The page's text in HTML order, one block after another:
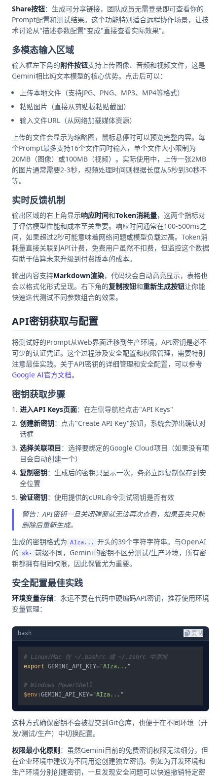
Share按钮：生成可分享链接，团队成员无需登录即可查看你的
Prompt配置和测试结果。这个功能特别适合远程协作场景，让技
术讨论从"描述参数配置"变成"直接查看实际效果"。
多模态输入区域
输入框左下角的附件按钮支持上传图像、音频和视频文件，这是
Gemini相比纯文本模型的核心优势。点击后可以：
上传本地文件（支持JPG、PNG、MP3、MP4等格式）
粘贴图片（直接从剪贴板粘贴截图）
输入文件URL（从网络加载媒体资源）
上传的文件会显示为缩略图，鼠标悬停时可以预览完整内容。每
个Prompt最多支持16个文件同时输入，单个文件大小限制为
20MB（图像）或100MB（视频）。实际使用中，上传一张2MB
的图片通常需要2-3秒，视频处理时间则根据长度从5秒到30秒不
等。
实时反馈机制
输出区域的右上角显示响应时间和Token消耗量，这两个指标对
于评估模型性能和成本至关重要。响应时间通常在100-500ms之
间，如果超过2秒可能意味着网络问题或模型负载过高。Token消
耗量直接关联到API计费，免费用户虽然不扣费，但监控这个数据
有助于估算未来升级到付费版本的成本。
输出内容支持Markdown渲染，代码块会自动高亮显示，表格也
会以格式化形式呈现。右下角的复制按钮和重新生成按钮让你能
快速迭代测试不同参数组合的效果。
API密钥获取与配置
将测试好的Prompt从Web界面迁移到生产环境，API密钥是必不
可少的认证凭证。这个过程涉及安全配置和权限管理，需要特别
注意最佳实践。关于API密钥的详细管理和安全配置，可以参考
Google AI官方文档。
密钥获取步骤
进入API Keys页面：在左侧导航栏点击"API Keys"
创建新密钥：点击"Create API Key"按钮，系统会弹出确认对
话框
选择关联项目：选择要绑定的Google Cloud项目（如果没有项
目会自动创建一个）
复制密钥：生成后的密钥只显示一次，务必立即复制保存到安
全位置
验证密钥：使用提供的cURL命令测试密钥是否有效
警告：API密钥一旦关闭弹窗就无法再次查看，如果丢失只能
删除后重新生成。
生成的密钥格式为 AIza... 开头的39个字符字符串。与OpenAI
的 sk- 前缀不同，Gemini的密钥不区分测试/生产环境，所有密
钥都拥有相同权限，因此保管尤为重要。
安全配置最佳实践
环境变量存储：永远不要在代码中硬编码API密钥，推荐使用环境
变量管理：
bash 复制
# Linux/Mac 在 ~/.bashrc 或 ~/.zshrc 中添加
export GEMINI_API_KEY="AIza..."
# Windows PowerShell
$env :GEMINI_API_KEY="AIza..."
这种方式确保密钥不会被提交到Git仓库，也便于在不同环境（开
发/测试/生产）中切换配置。
权限最小化原则：虽然Gemini目前的免费密钥权限无法细分，但
在企业环境中建议为不同用途创建独立密钥。例如为开发环境和
生产环境分别创建密钥，一旦发现安全问题可以快速撤销特定密